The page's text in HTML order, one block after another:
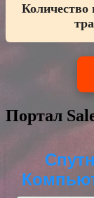
Количество
Портал